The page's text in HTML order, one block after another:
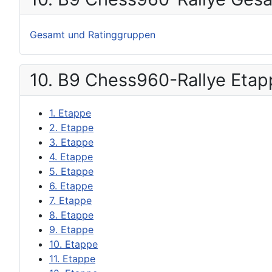
Gesamt und Ratinggruppen
10. B9 Chess960-Rallye
1. Etappe
2. Etappe
3. Etappe
4. Etappe
5. Etappe
6. Etappe
7. Etappe
8. Etappe
9. Etappe
10. Etappe
11. Etappe